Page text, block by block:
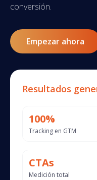
conversión.
Empezar ahora
Resultados
100%
Tracking en GTM
CTAs
Medición total